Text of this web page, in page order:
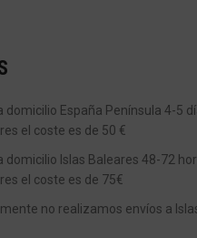
domicilio España Península 4-5
el coste es de 50 €
domicilio Islas Baleares 48-72
el coste es de 75€
no realizamos envíos a